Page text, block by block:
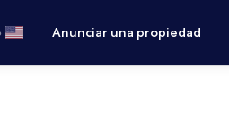
Anunciar una propiedad